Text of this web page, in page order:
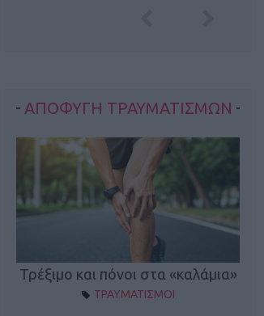
ΑΠΟΦΥΓΗ ΤΡΑΥΜΑΤΙΣΜΩΝ
Τρέξιμο και πόνοι στα «καλάμια»
ΤΡΑΥΜΑΤΙΣΜΟΙ